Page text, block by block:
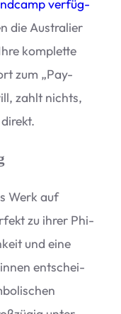
ver­füg­
die Aus­tra­lier
kom­plette
zum „Pay-
zahlt nichts,
Werk auf
zu ihrer Phi­
und eine
ent­schei­